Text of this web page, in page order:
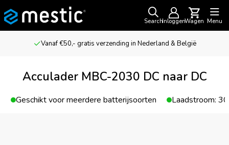
SearchInloggenWagen Menu
Vanaf €50,- gratis verzending in Nederland & België
Acculader MBC-2030 DC naar DC
Geschikt voor meerdere batterijsoorten Laadstroom: